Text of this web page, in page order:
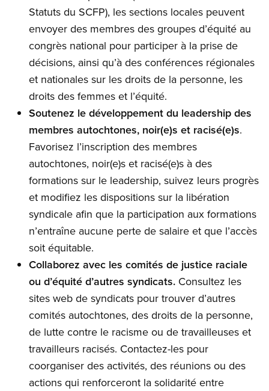
Statuts du SCFP), les sections locales peuvent
envoyer des membres des groupes d’équité au
congrès national pour participer à la prise de
décisions, ainsi qu’à des conférences régionales
et nationales sur les droits de la personne, les
droits des femmes et l’équité.
Soutenez le développement du leadership des
membres autochtones, noir(e)s et racisé(e)s.
Favorisez l’inscription des membres
autochtones, noir(e)s et racisé(e)s à des
formations sur le leadership, suivez leurs progrès
et modifiez les dispositions sur la libération
syndicale afin que la participation aux formations
n’entraîne aucune perte de salaire et que l’accès
soit équitable.
Collaborez avec les comités de justice raciale
ou d’équité d’autres syndicats. Consultez les
sites web de syndicats pour trouver d’autres
comités autochtones, des droits de la personne,
de lutte contre le racisme ou de travailleuses et
travailleurs racisés. Contactez-les pour
coorganiser des activités, des réunions ou des
actions qui renforceront la solidarité entre